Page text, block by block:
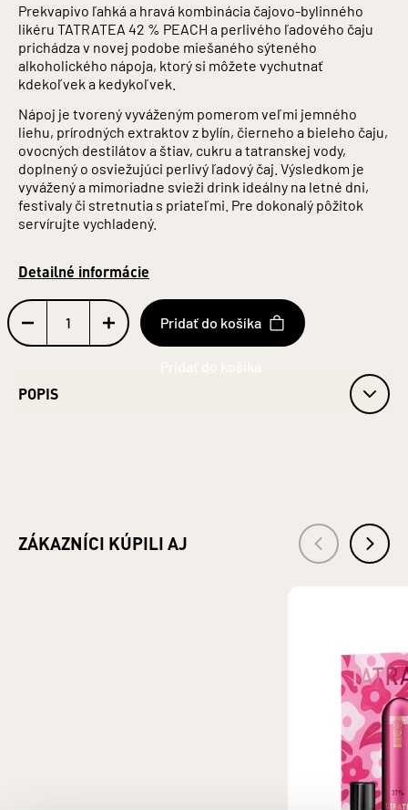
Prekvapivo ľahká a hravá kombinácia čajovo-bylinného
likéru TATRATEA 42 % PEACH a perlivého ľadového čaju
prichádza v novej podobe miešaného sýteného
alkoholického nápoja, ktorý si môžete vychutnať
kdekoľvek a kedykoľvek.
Nápoj je tvorený vyváženým pomerom veľmi jemného
liehu, prírodných extraktov z bylín, čierneho a bieleho čaju,
ovocných destilátov a štiav, cukru a tatranskej vody,
doplnený o osviežujúci perlivý ľadový čaj. Výsledkom je
vyvážený a mimoriadne svieži drink ideálny na letné dni,
festivaly či stretnutia s priateľmi. Pre dokonalý pôžitok
servírujte vychladený.
Detailné informácie
Pridať do košíka
POPIS
Zloženie: 90 % ľadový čaj (voda, cukor, oxid uhličitý, arómy,
regulátor kyslosti: kyselina citrónová, konzervačné látky:
benzoan sodný, sorban draselný), 10 % TATRATEA PEACH
Bezpečnostné informácie: Zákaz predaja alkoholických
nápojov osobám mladším ako 18 rokov a osobám zjavne
ovplyvneným alkoholom. §3 ods. 2 zákona č. 219/1996 Z.z. o
ochrane pred zneužívaním alkoholických nápojov a o
zriaďovaní a prevádzke protialkoholických záchytných
VÝROBCA: TATRA DISTILLERY s. r. o., Pradiareň 40, 060 01
ZÁKAZNÍCI KÚPILI AJ